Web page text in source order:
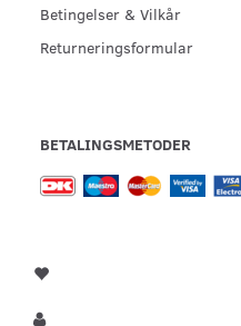
Betingelser & Vilkår
Returneringsformular
BETALINGSMETODER